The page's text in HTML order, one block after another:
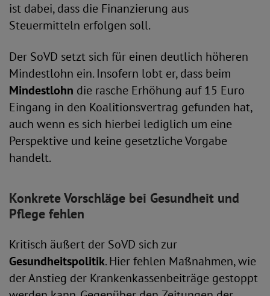
ist dabei, dass die Finanzierung aus
Steuermitteln erfolgen soll.
Der SoVD setzt sich für einen deutlich höheren
Mindestlohn ein. Insofern lobt er, dass beim
Mindestlohn die rasche Erhöhung auf 15 Euro
Eingang in den Koalitionsvertrag gefunden hat,
auch wenn es sich hierbei lediglich um eine
Perspektive und keine gesetzliche Vorgabe
handelt.
Konkrete Vorschläge bei Gesundheit und
Pflege fehlen
Kritisch äußert der SoVD sich zur
Gesundheitspolitik. Hier fehlen Maßnahmen, wie
der Anstieg der Krankenkassenbeiträge gestoppt